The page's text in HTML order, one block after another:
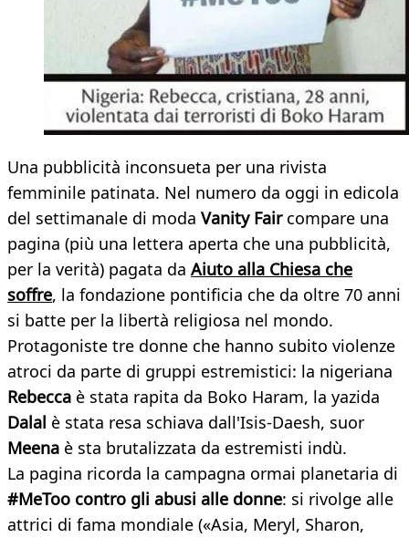
Una pubblicità inconsueta per una rivista
femminile patinata. Nel numero da oggi in edicola
del settimanale di moda Vanity Faircompare una
pagina (più una lettera aperta che una pubblicità,
per la verità) pagata da Aiuto alla Chiesa che
soffre, la fondazione pontificia che da oltre 70 anni
si batte per la libertà religiosa nel mondo.
Protagoniste tre donne che hanno subito violenze
atroci da parte di gruppi estremistici: la nigeriana
Rebecca è stata rapita da Boko Haram, la yazida
Dalal è stata resa schiava dall'Isis-Daesh, suor
Meena è sta brutalizzata da estremisti indù.
La pagina ricorda la campagna ormai planetaria di
#MeToo contro gli abusi alle donne: si rivolge alle
attrici di fama mondiale («Asia, Meryl, Sharon,